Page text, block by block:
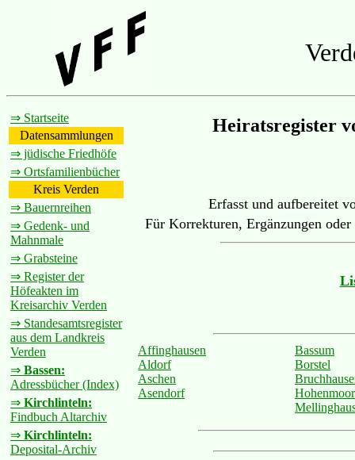
⇒ Startseite
Datensammlungen
⇒ jüdische Friedhöfe
⇒ Ortsfamilienbücher
Kreis Verden
⇒ Bauernreihen
⇒ Gedenk- und
Mahnmale
⇒ Grabsteine
⇒ Register der
Höfeakten im
Kreisarchiv Verden
⇒ Standesamtsregister
aus dem Landkreis
Verden
⇒ Bassen:
Adressbücher (Index)
⇒ Kirchlinteln:
Findbuch Altarchiv
⇒ Kirchlinteln:
Deposital-Archiv
Heiratsregister
Erfasst und aufbereitet
Für Korrekturen, Ergänzungen
Affinghausen
Aldorf
Aschen
Asendorf
Bassum
Borstel
Hohenmoor